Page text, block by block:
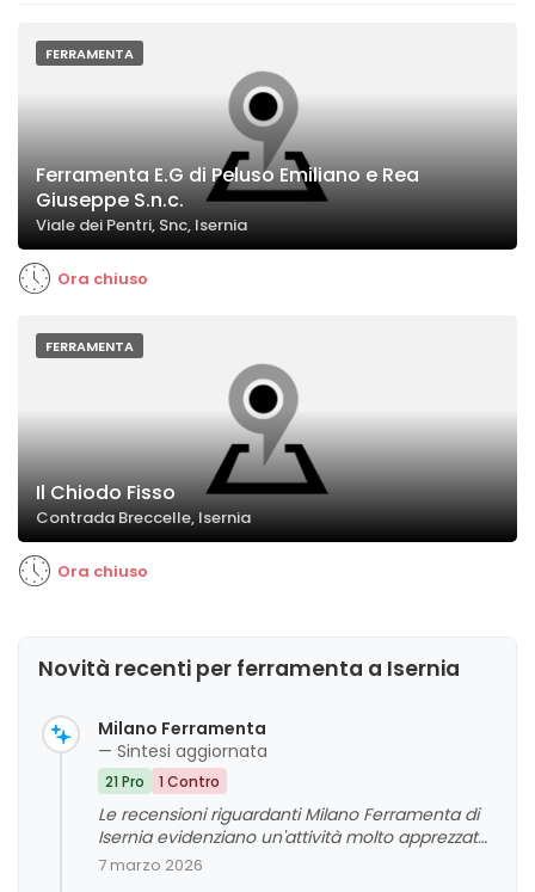
FERRAMENTA
Ferramenta E.G di Peluso Emiliano e Rea
Giuseppe S.n.c.
Viale dei Pentri, Snc, Isernia
Ora chiuso
FERRAMENTA
Il Chiodo Fisso
Contrada Breccelle, Isernia
Ora chiuso
Novità recenti per ferramenta a Isernia
Milano Ferramenta
— Sintesi aggiornata
21 Pro 1 Contro
Le recensioni riguardanti Milano Ferramenta di
Isernia evidenziano un'attività molto apprezzata
per la sua ampia disponibilità di prodotti di
7 marzo 2026